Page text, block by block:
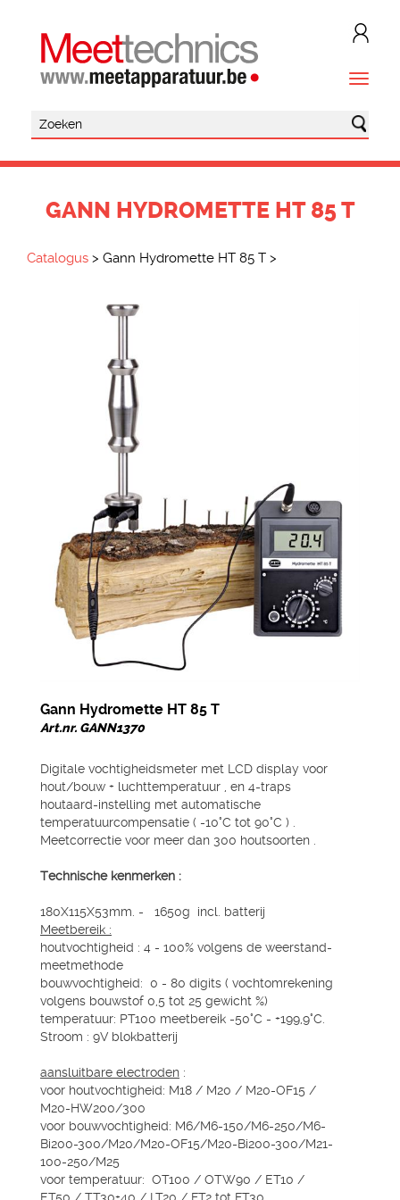
GANN HYDROMETTE HT 85 T
Catalogus > Gann Hydromette HT 85 T >
Gann Hydromette HT 85 T
Art.nr. GANN1370
Digitale vochtigheidsmeter met LCD display voor
hout/bouw + luchttemperatuur , en 4-traps
houtaard-instelling met automatische
temperatuurcompensatie ( -10°C tot 90°C ) .
Meetcorrectie voor meer dan 300 houtsoorten .
Technische kenmerken :
180X115X53mm. - 1650g incl. batterij
Meetbereik :
houtvochtigheid : 4 - 100% volgens de weerstand-
meetmethode
bouwvochtigheid: 0 - 80 digits ( vochtomrekening
volgens bouwstof 0,5 tot 25 gewicht %)
temperatuur: PT100 meetbereik -50°C - +199,9°C.
Stroom : 9V blokbatterij
aansluitbare electroden :
voor houtvochtigheid: M18 / M20 / M20-OF15 /
M20-HW200/300
voor bouwvochtigheid: M6/M6-150/M6-250/M6-
Bi200-300/M20/M20-OF15/M20-Bi200-300/M21-
100-250/M25
voor temperatuur: OT100 / OTW90 / ET10 /